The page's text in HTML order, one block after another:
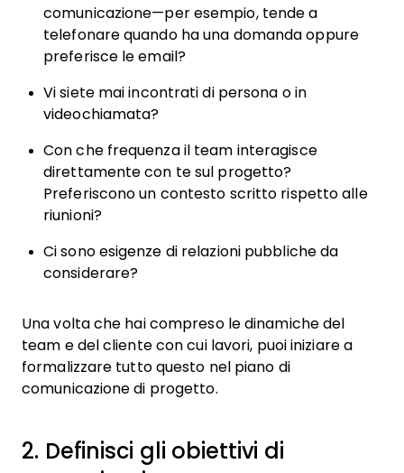
comunicazione—per esempio, tende a
telefonare quando ha una domanda oppure
preferisce le email?
Vi siete mai incontrati di persona o in
videochiamata?
Con che frequenza il team interagisce
direttamente con te sul progetto?
Preferiscono un contesto scritto rispetto alle
riunioni?
Ci sono esigenze di relazioni pubbliche da
considerare?
Una volta che hai compreso le dinamiche del
team e del cliente con cui lavori, puoi iniziare a
formalizzare tutto questo nel piano di
comunicazione di progetto.
2. Definisci gli obiettivi di